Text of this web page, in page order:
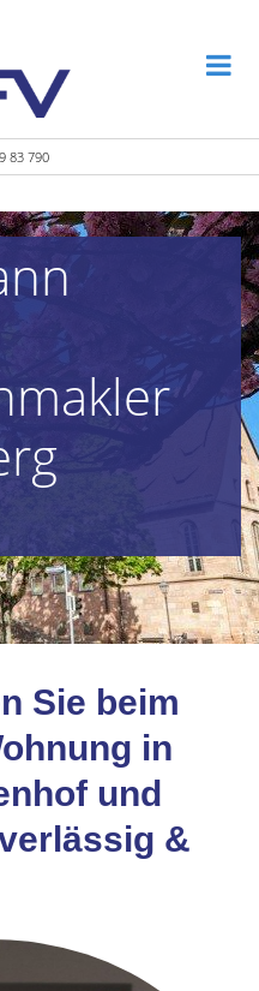
83 790
Sie beim
in
und
&